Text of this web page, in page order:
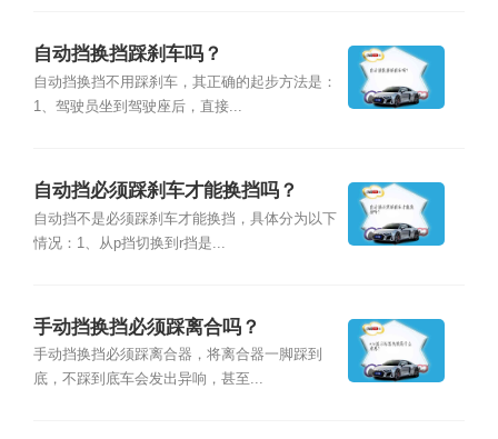
自动挡换挡踩刹车吗？
自动挡换挡不用踩刹车，其正确的起步方法是：
1、驾驶员坐到驾驶座后，直接...
自动挡必须踩刹车才能换挡吗？
自动挡不是必须踩刹车才能换挡，具体分为以下
情况：1、从p挡切换到r挡是...
手动挡换挡必须踩离合吗？
手动挡换挡必须踩离合器，将离合器一脚踩到
底，不踩到底车会发出异响，甚至...